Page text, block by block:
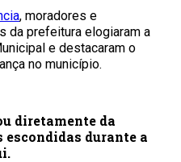
, moradores e
da prefeitura elogiaram a
e destacaram o
no município.
diretamente da
escondidas durante a